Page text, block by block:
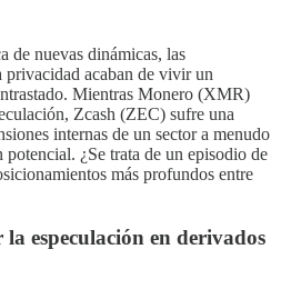
de nuevas dinámicas, las
privacidad acaban de vivir un
Mientras Monero (XMR)
Zcash (ZEC) sufre una
internas de un sector a menudo
¿Se trata de un episodio de
más profundos entre
especulación en derivados